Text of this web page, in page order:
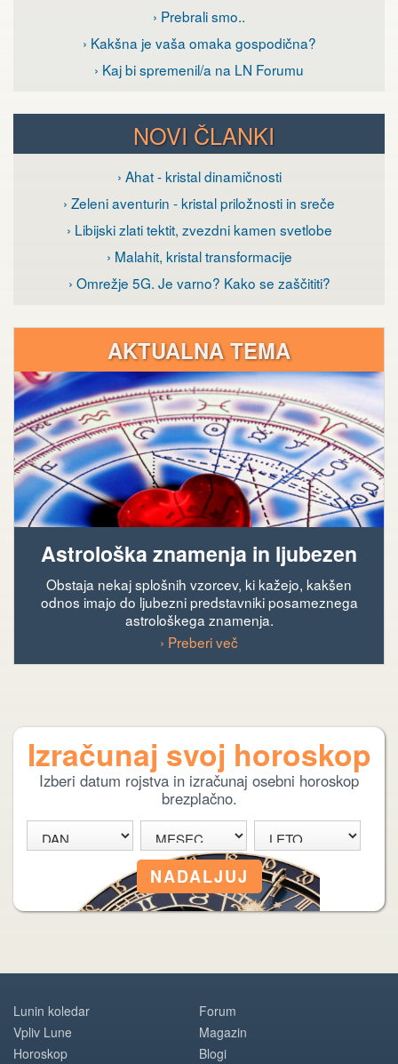
› Prebrali smo..
› Kakšna je vaša omaka gospodična?
› Kaj bi spremenil/a na LN Forumu
NOVI ČLANKI
› Ahat - kristal dinamičnosti
› Zeleni aventurin - kristal priložnosti in sreče
› Libijski zlati tektit, zvezdni kamen svetlobe
› Malahit, kristal transformacije
› Omrežje 5G. Je varno? Kako se zaščititi?
AKTUALNA TEMA
Astrološka znamenja in ljubezen
Obstaja nekaj splošnih vzorcev, ki kažejo, kakšen
odnos imajo do ljubezni predstavniki posameznega
astrološkega znamenja.
› Preberi več
Izračunaj svoj horoskop
Izberi datum rojstva in izračunaj osebni horoskop
brezplačno.
Lunin koledar
Vpliv Lune
Horoskop
Forum
Magazin
Blogi